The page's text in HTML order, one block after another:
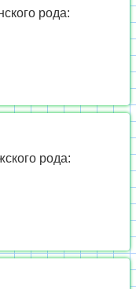
рода:
рода: